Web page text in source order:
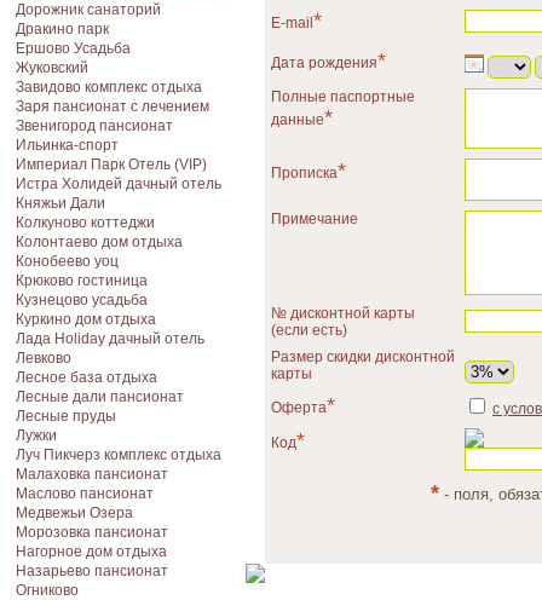
Дорожник санаторий
Дракино парк
Ершово Усадьба
Жуковский
Завидово комплекс отдыха
Заря пансионат с лечением
Звенигород пансионат
Ильинка-спорт
Империал Парк Отель (VIP)
Истра Холидей дачный отель
Княжьи Дали
Колкуново коттеджи
Колонтаево дом отдыха
Конобеево уоц
Крюково гостиница
Кузнецово усадьба
Куркино дом отдыха
Лада Holiday дачный отель
Левково
Лесное база отдыха
Лесные дали пансионат
Лесные пруды
Лужки
Луч Пикчерз комплекс отдыха
Малаховка пансионат
Маслово пансионат
Медвежьи Озера
Морозовка пансионат
Нагорное дом отдыха
Назарьево пансионат
Огниково
E-mail *
Дата рождения*
Полные паспортные
данные*
Прописка*
Примечание
№ дисконтной карты
(если есть)
Размер скидки дисконтной
карты
Оферта*
с
Код*
* - поля,